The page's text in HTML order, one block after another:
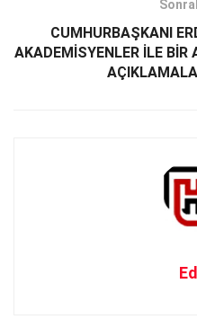
CUMHURBAŞKANI
AKADEMİSYENLER İLE BİR